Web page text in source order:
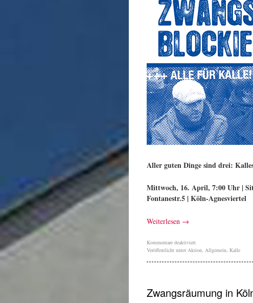
Aller guten Dinge sind drei:
Mittwoch, 16. April, 7:00 Uhr |
Fontanestr.5 | Köln-Agnesviertel
Weiterlesen →
Kommentare deaktiviert
Veröffentlicht unter Aktion, Allgemein, Kalle
Zwangsräumung in